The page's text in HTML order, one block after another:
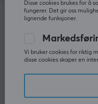
Disse cookies brukes for å
fungerer. Det gir oss
lignende funksjoner.
Vi bruker cookies for riktig
disse cookies skaper en